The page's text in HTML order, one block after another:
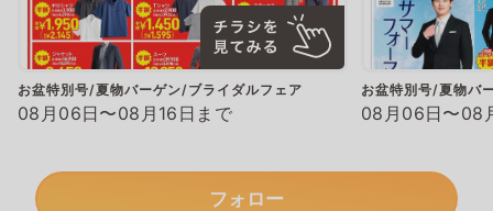
お盆特別号/夏物バーゲン/ブライダルフェア
08月06日〜08月16日まで
お盆特別号/夏物バ
08月06日〜08
フォロー